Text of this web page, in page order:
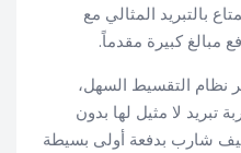
بالتبريد المثالي مع
مبالغ كبيرة مقدماً.
نظام التقسيط السهل،
تبريد لا مثيل لها بدون
شارب بدفعة أولى بسيطة